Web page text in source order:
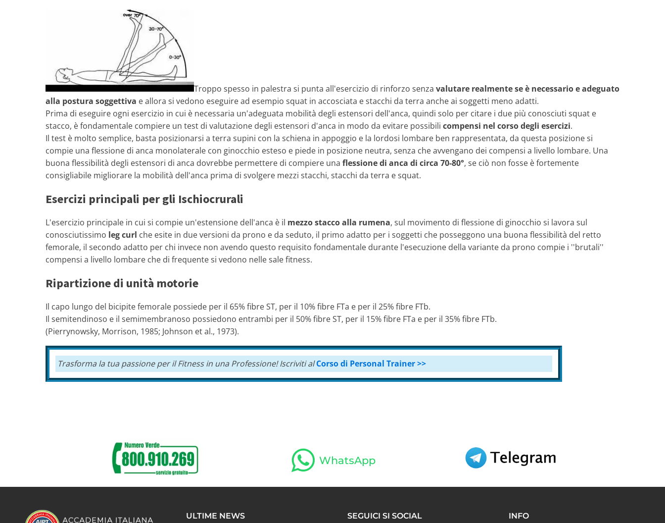
Troppo spesso in palestra si punta all'esercizio di rinforzo senza valutare realmente se è necessario e adeguato
alla postura soggettiva e allora si vedono eseguire ad esempio squat in accosciata e stacchi da terra anche ai soggetti meno adatti.
Prima di eseguire ogni esercizio in cui è necessaria un'adeguata mobilità degli estensori dell'anca, quindi solo per citare i due più conosciuti squat e
stacco, è fondamentale compiere un test di valutazione degli estensori d'anca in modo da evitare possibili compensi nel corso degli esercizi.
Il test è molto semplice, basta posizionarsi a terra supini con la schiena in appoggio e la lordosi lombare ben rappresentata, da questa posizione si
compie una flessione di anca monolaterale con ginocchio esteso e piede in posizione neutra, senza che avvengano dei compensi a livello lombare. Una
buona flessibilità degli estensori di anca dovrebbe permettere di compiere una flessione di anca di circa 70-80°, se ciò non fosse è fortemente
consigliabile migliorare la mobilità dell'anca prima di svolgere mezzi stacchi, stacchi da terra e squat.
Esercizi principali per gli Ischiocrurali
L'esercizio principale in cui si compie un'estensione dell'anca è il mezzo stacco alla rumena, sul movimento di flessione di ginocchio si lavora sul
conosciutissimo leg curl che esite in due versioni da prono e da seduto, il primo adatto per i soggetti che posseggono una buona flessibilità del retto
femorale, il secondo adatto per chi invece non avendo questo requisito fondamentale durante l'esecuzione della variante da prono compie i ''brutali''
compensi a livello lombare che di frequente si vedono nelle sale fitness.
Ripartizione di unità motorie
Il capo lungo del bicipite femorale possiede per il 65% fibre ST, per il 10% fibre FTa e per il 25% fibre FTb.
Il semitendinoso e il semimembranoso possiedono entrambi per il 50% fibre ST, per il 15% fibre FTa e per il 35% fibre FTb.
(Pierrynowsky, Morrison, 1985; Johnson et al., 1973).
Trasforma la tua passione per il Fitness in una Professione! Iscriviti al Corso di Personal Trainer >>
WhatsApp
ULTIME NEWS SEGUICI SI SOCIAL INFO